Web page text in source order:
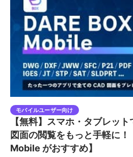
モバイルユーザー向け
【無料】スマホ・タブレッ
図面の閲覧をもっと手軽に！
Mobile がおすすめ】